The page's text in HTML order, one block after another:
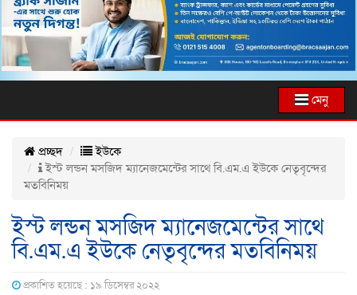
মেনু
প্রচ্ছদ
ইউকে
ইস্ট লন্ডন মসজিদ ম্যানেজমেন্টের সাথে বি.এম.এ ইউকে নেতৃবৃন্দের
মতবিনিময়
ইস্ট লন্ডন মসজিদ ম্যানেজমেন্টের সাথে
বি.এম.এ ইউকে নেতৃবৃন্দের মতবিনিময়
প্রকাশিত হয়েছে : ১৯ ডিসেম্বর ২০২২